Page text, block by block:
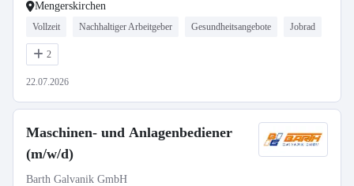
Mengerskirchen
Vollzeit Nachhaltiger Arbeitgeber Gesundheitsangebote Jobrad
2
22.07.2026
Maschinen- und Anlagenbediener
(m/w/d)
Barth Galvanik GmbH